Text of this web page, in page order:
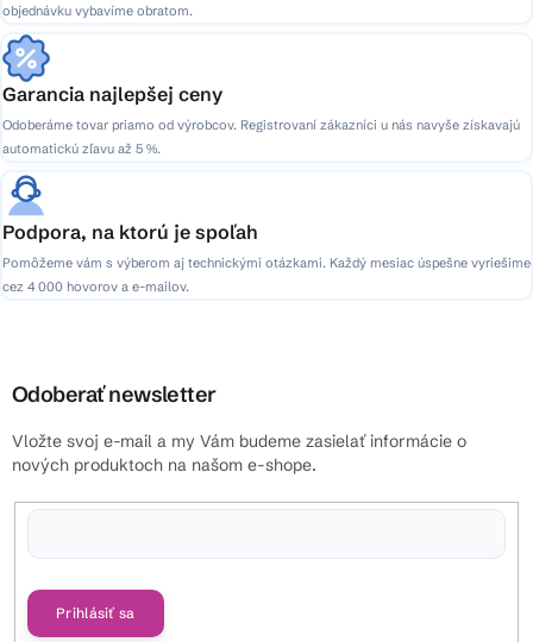
objednávku vybavíme obratom.
Garancia najlepšej ceny
Odoberáme tovar priamo od výrobcov. Registrovaní zákazníci u nás navyše získavajú
automatickú zľavu až 5 %.
Podpora, na ktorú je spoľah
Pomôžeme vám s výberom aj technickými otázkami. Každý mesiac úspešne vyriešime
cez 4 000 hovorov a e-mailov.
Odoberať newsletter
Vložte svoj e-mail a my Vám budeme zasielať informácie o
nových produktoch na našom e-shope.
Prihlásiť sa